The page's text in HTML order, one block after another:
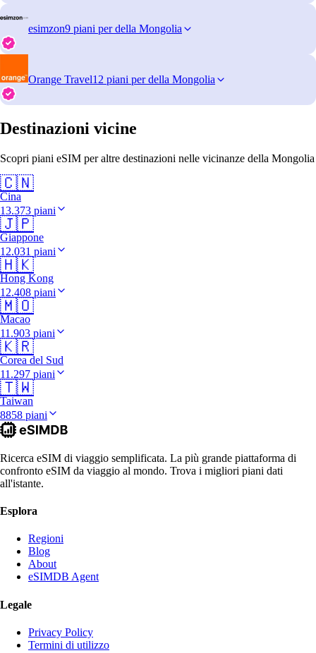
esimzon9 piani per della Mongolia
Orange Travel12 piani per della Mongolia
Destinazioni vicine
Scopri piani eSIM per altre destinazioni nelle vicinanze della Mongolia
🇨🇳
Cina
13.373 piani
🇯🇵
Giappone
12.031 piani
🇭🇰
Hong Kong
12.408 piani
🇲🇴
Macao
11.903 piani
🇰🇷
Corea del Sud
11.297 piani
🇹🇼
Taiwan
8858 piani
Ricerca eSIM di viaggio semplificata. La più grande piattaforma di
confronto eSIM da viaggio al mondo. Trova i migliori piani dati
all'istante.
Esplora
Regioni
Blog
About
eSIMDB Agent
Legale
Privacy Policy
Termini di utilizzo